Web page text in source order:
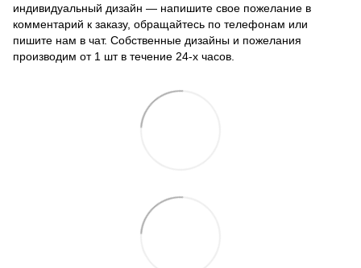
индивидуальный дизайн — напишите свое пожелание в
комментарий к заказу, обращайтесь по телефонам или
пишите нам в чат. Собственные дизайны и пожелания
производим от 1 шт в течение 24-х часов.